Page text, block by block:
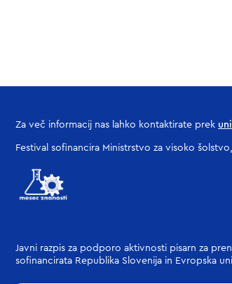
Za več informacij nas lahko kontaktirate prek
Festival sofinancira Ministrstvo za visoko
Javni razpis za podporo aktivnosti pisarn za
sofinancirata Republika Slovenija in Evropska